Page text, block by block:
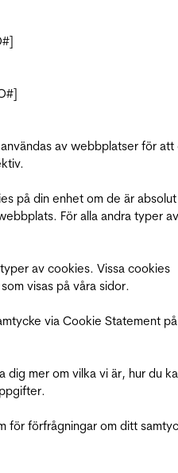
av webbplatser för att
på din enhet om de är absolut
För alla andra typer av
av cookies. Vissa cookies
visas på våra sidor.
via Cookie Statement
dig mer om vilka vi är, hur du
för förfrågningar om ditt